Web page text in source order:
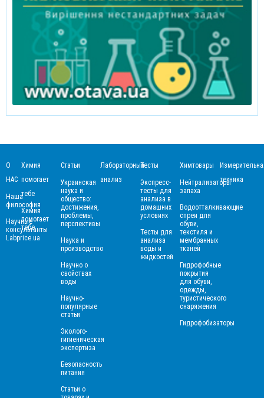
О
НАС
Наша
философия
Научные
консультанты
Labprice.ua
Химия
помогает
тебе
Химия
помогает
тебе
Статьи
Украинская
наука и
общество:
достижения,
проблемы,
перспективы
Наука и
производство
Научно о
свойствах
воды
Научно-
популярные
статьи
Эколого-
гигиеническая
экспертиза
Безопасность
питания
Статьи о
Лабораторный
анализ
Тесты
Экспресс-
тесты для
анализа в
домашних
условиях
Тесты для
анализа
воды и
жидкостей
Химтовары
Нейтрализаторы
запаха
Водоотталкивающие
спреи для
обуви,
текстиля и
мембранных
тканей
Гидрофобные
покрытия
для обуви,
одежды,
туристического
снаряжения
Гидрофобизаторы
техника